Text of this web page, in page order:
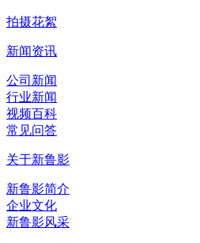
拍摄花絮
新闻资讯
公司新闻
行业新闻
视频百科
常见问答
关于新鲁影
新鲁影简介
企业文化
新鲁影风采